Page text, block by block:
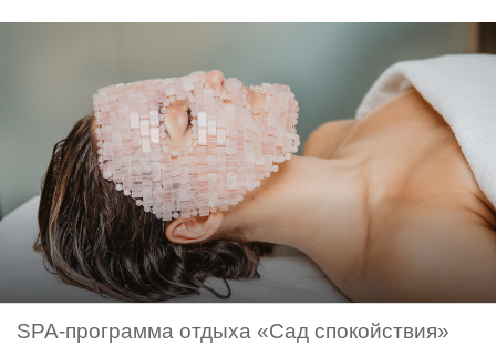
SPA-программа отдыха «Сад спокойствия»